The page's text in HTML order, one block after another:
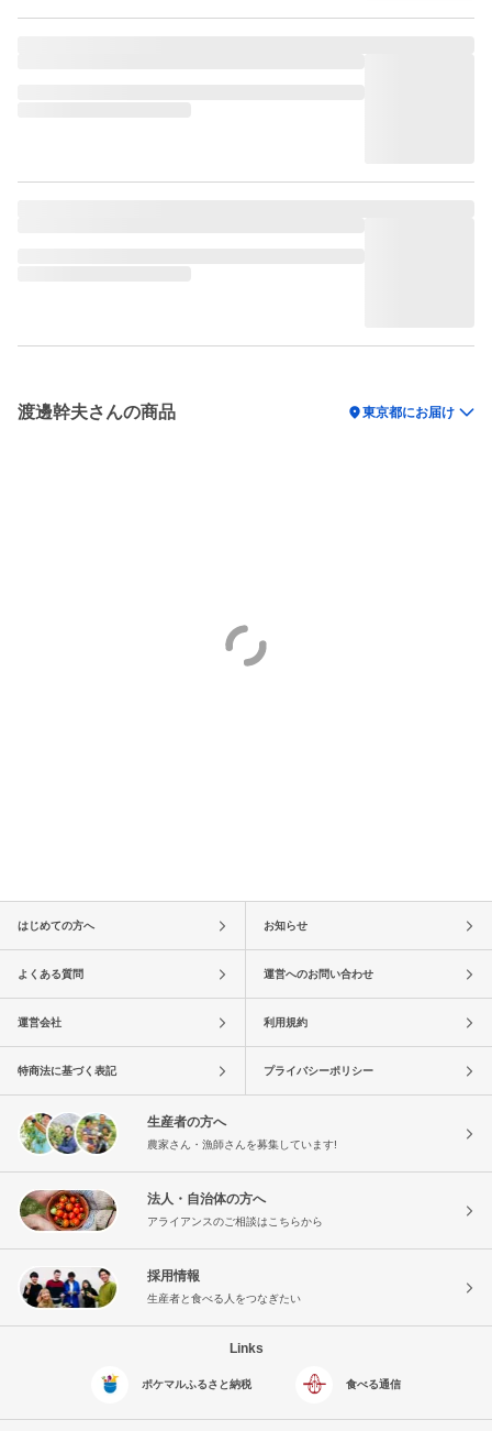
渡邊幹夫さんの商品 location_on東京都にお届け
はじめての方へ お知らせ
よくある質問 運営へのお問い合わせ
運営会社 利用規約
特商法に基づく表記 プライバシーポリシー
生産者の方へ
農家さん・漁師さんを募集しています!
法人・自治体の方へ
アライアンスのご相談はこちらから
採用情報
生産者と食べる人をつなぎたい
Links
ポケマルふるさと納税 食べる通信